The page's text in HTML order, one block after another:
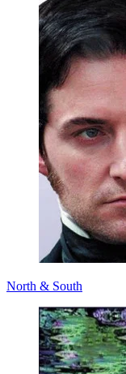
North & South